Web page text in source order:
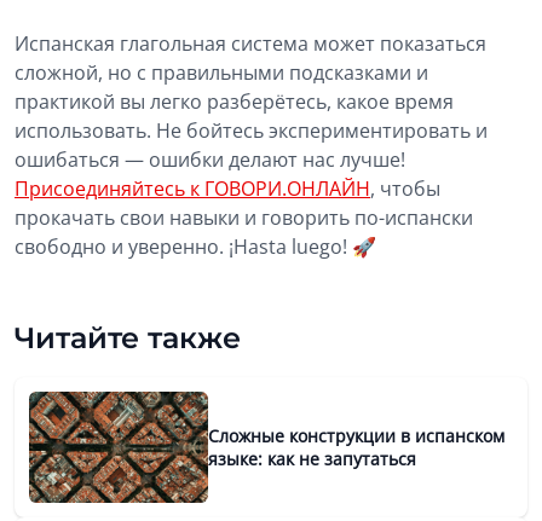
Испанская глагольная система может показаться
сложной, но с правильными подсказками и
практикой вы легко разберётесь, какое время
использовать. Не бойтесь экспериментировать и
ошибаться — ошибки делают нас лучше!
Присоединяйтесь к ГОВОРИ.ОНЛАЙН, чтобы
прокачать свои навыки и говорить по-испански
свободно и уверенно. ¡Hasta luego! 🚀
Читайте также
Сложные конструкции в испанском
языке: как не запутаться